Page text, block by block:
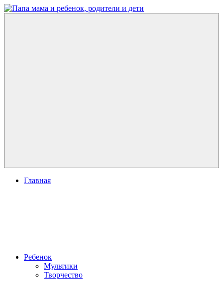
Перейти
к
Главная
Ребенок
Мультики
Творчество